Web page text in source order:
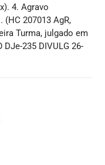
4. Agravo
207013 AgR,
Turma, julgado em
DJe-235 DIVULG 26-